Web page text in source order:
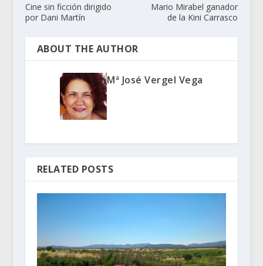
Cine sin ficción dirigido
por Dani Martín
Mario Mirabel ganador
de la Kini Carrasco
ABOUT THE AUTHOR
Mª José Vergel Vega
RELATED POSTS